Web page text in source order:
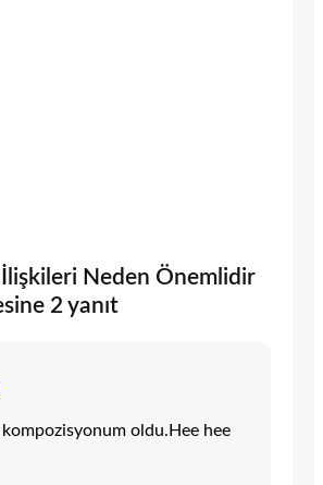
İlişkileri Neden Önemlidir
2 yanıt
oldu.Hee hee